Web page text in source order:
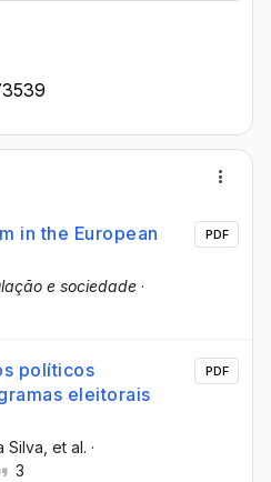
in the European
e sociedade ·
PDF
políticos
eleitorais
Silva , et al. ·
3
PDF